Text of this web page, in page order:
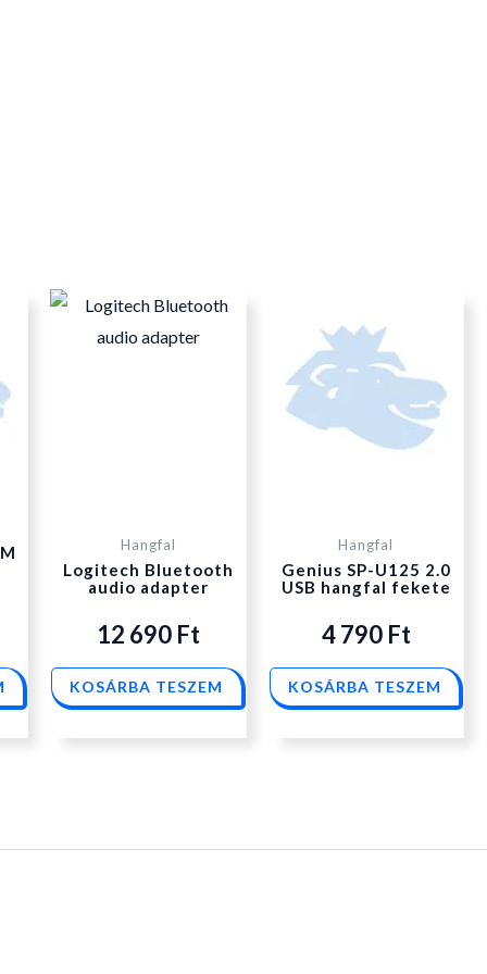
Hangfal
Logitech Bluetooth
audio adapter
12 690 Ft
KOSÁRBA TESZEM
Hangfal
Genius SP-U125 2.0
USB hangfal fekete
4 790 Ft
KOSÁRBA TESZEM